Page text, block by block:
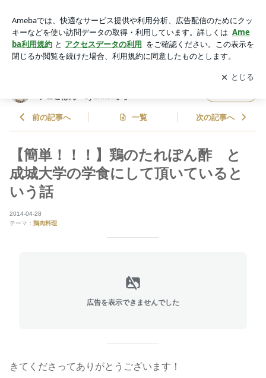
いているという話 | 山本ゆりオフィシャルブログ「含み笑いの
カフェごはん『syunkon』」Powered by Ameba
アプリをダウンロードして ブログの更新通知
を受け取りまし
ょう。
開く
フェごはん『syunkon』」
前の記事へ 一覧 次の記事へ
【簡単！！！】鶏のたれぽん酢 と
成城大学の学食にして頂いていると
いう話
2014-04-28
テーマ： 鶏肉料理
広告を表示できませんでした
きてくださってありがとうございます！